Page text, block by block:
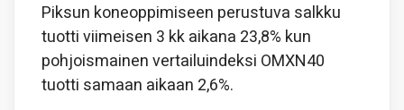
Piksun koneoppimiseen perustuva salkku
tuotti viimeisen 3 kk aikana 23,8% kun
pohjoismainen vertailuindeksi OMXN40
tuotti samaan aikaan 2,6%.